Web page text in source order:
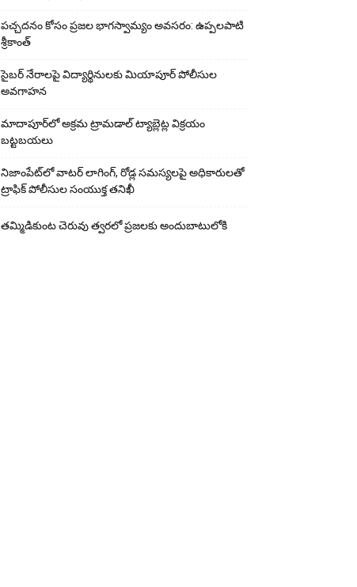
పచ్చదనం కోసం ప్రజల భాగస్వామ్యం అవసరం: ఉప్పలపాటి
శ్రీకాంత్
సైబర్ నేరాలపై విద్యార్థినులకు మియాపూర్ పోలీసుల
అవగాహన
మాదాపూర్‌లో అక్రమ ట్రామడాల్ ట్యాబ్లెట్ల విక్రయం
బట్టబయలు
నిజాంపేట్‌లో వాటర్ లాగింగ్, రోడ్ల సమస్యలపై అధికారులతో
ట్రాఫిక్ పోలీసుల సంయుక్త తనిఖీ
తమ్మిడికుంట చెరువు త్వరలో ప్రజలకు అందుబాటులోకి